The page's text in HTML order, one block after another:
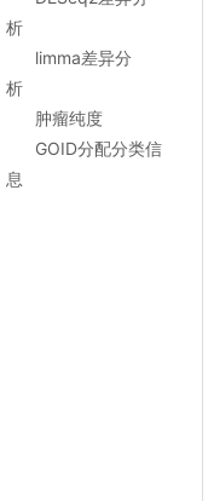
析
limma差异分
析
肿瘤纯度
GOID分配分类信
息